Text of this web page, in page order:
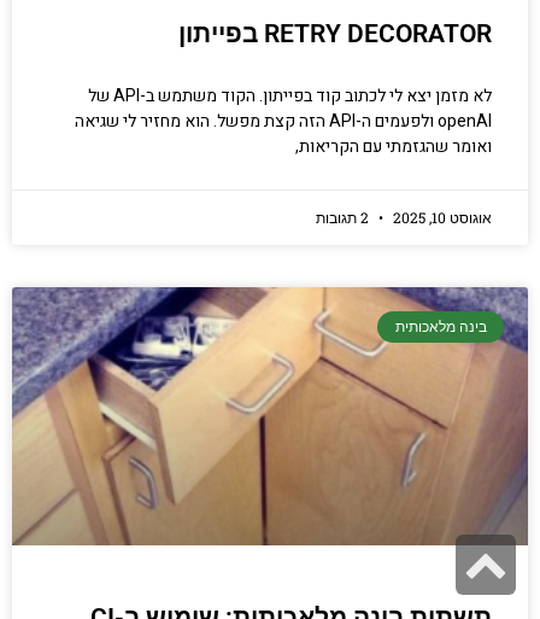
RETRY DECORATOR בפייתון
לא מזמן יצא לי לכתוב קוד בפייתון. הקוד משתמש ב-API של
openAI ולפעמים ה-API הזה קצת מפשל. הוא מחזיר לי שגיאה
ואומר שהגזמתי עם הקריאות,
אוגוסט 10, 2025
בינה מלאכותית
גלילה
לראש